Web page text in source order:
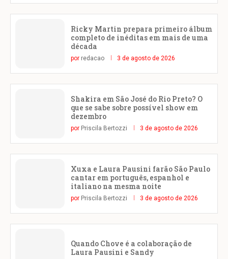
Ricky Martin prepara primeiro álbum
completo de inéditas em mais de uma
década
por redacao 3 de agosto de 2026
Shakira em São José do Rio Preto? O
que se sabe sobre possível show em
dezembro
por Priscila Bertozzi 3 de agosto de 2026
Xuxa e Laura Pausini farão São Paulo
cantar em português, espanhol e
italiano na mesma noite
por Priscila Bertozzi 3 de agosto de 2026
Quando Chove é a colaboração de
Laura Pausini e Sandy